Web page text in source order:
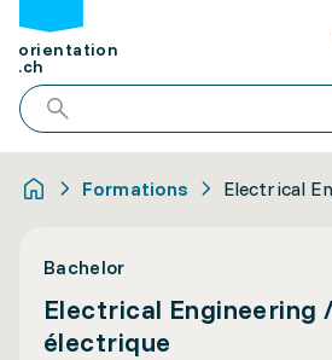
orientation
.ch
Formations Electrical
Bachelor
Electrical Engineering
électrique